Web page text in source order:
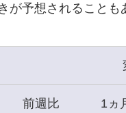
が予想されること
前週比 1ヵ